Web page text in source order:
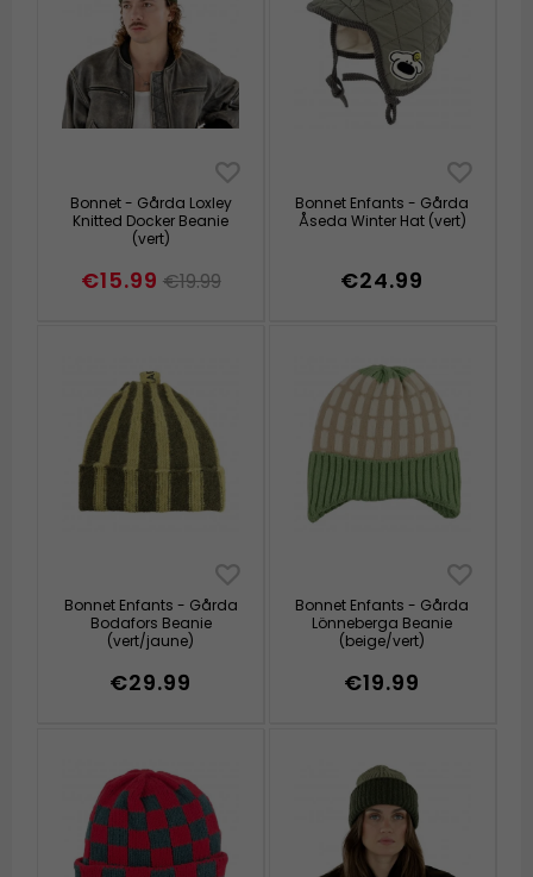
Bonnet - Gårda Loxley
Knitted Docker Beanie
(vert)
€15.99 €19.99
Bonnet Enfants - Gårda
Åseda Winter Hat (vert)
€24.99
Bonnet Enfants - Gårda
Bodafors Beanie
(vert/jaune)
€29.99
Bonnet Enfants - Gårda
Lönneberga Beanie
(beige/vert)
€19.99